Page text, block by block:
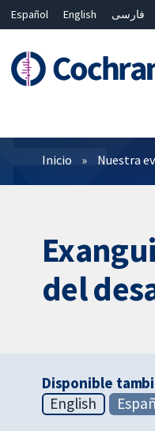
Español English فارسی
Filtros
Inicio Nuestra
del
Disponible
English